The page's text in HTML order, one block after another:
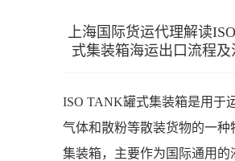
上海国际货运代理解读
式集装箱海运出口流程及
ISO TANK罐式集装箱是用于
气体和散粉等散装货物的一种
集装箱，主要作为国际通用的